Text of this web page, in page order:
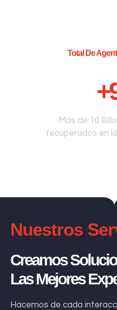
Total De
+
Más de 10
recuperados en
Nuestros
Creamos
Las Mejores
Hacemos de cada